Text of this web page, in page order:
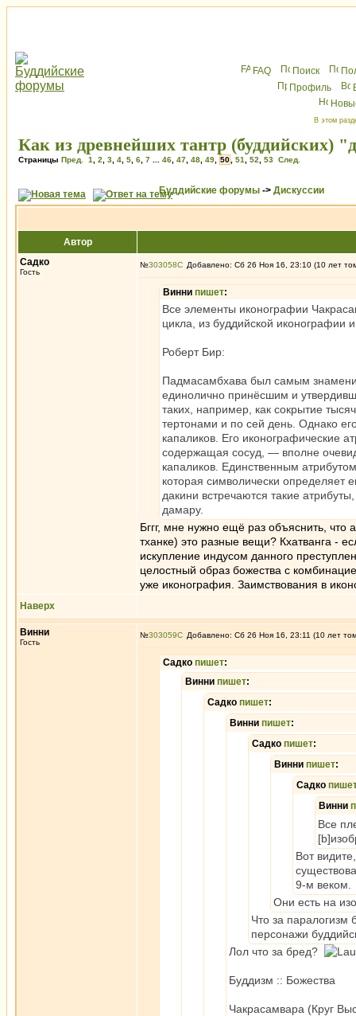
FAQ Поиск
Профиль
В этом
Как из древнейших тантр (буддийских)
Страницы Пред. 1 2 3 4 5 6 7 46 47 48 49 50 51 52 53 След.
Буддийские форумы -> Дискуссии
Автор
Садко
Гость
№303058 Добавлено: Сб 26 Ноя 16, 23:10 (10 лет
Винни пишет:
Все элементы иконографии
цикла, из буддийской иконографии
Роберт Бир:
Падмасамбхава был самым
единолично принёсшим и
таких, например, как сокрытие
тертонами и по сей день. Однако
капаликов. Его иконографические
содержащая сосуд, — вполне
капаликов. Единственным
которая символически определяет
дакини встречаются такие
дамару.
Бггг, мне нужно ещё раз объяснить, что
тханке) это разные вещи? Кхатванга -
искупление индусом данного
целостный образ божества с
уже иконография. Заимствования в
Наверх
Винни
Гость
№303059 Добавлено: Сб 26 Ноя 16, 23:11 (10 лет
Садко пишет:
Винни пишет:
Садко пишет:
Винни пишет:
Садко пишет:
Винни пишет:
Садко
Винни
Все
Вот
9-м веком.
Они есть на
Что за паралогизм
персонажи
Лол что за бред?
Буддизм :: Божества
Чакрасамвара (Круг